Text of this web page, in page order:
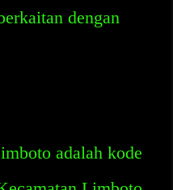
dengan
adalah kode